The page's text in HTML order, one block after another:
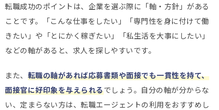
転職成功のポイントは、企業を選ぶ際に「軸・方針」がある
ことです。「こんな仕事をしたい」「専門性を身に付けて働
きたい」や「とにかく稼ぎたい」「私生活を大事にしたい」
などの軸があると、求人を探しやすいです。
また、 転職の軸があれば応募書類や面接でも一貫性を持て、
面接官に好印象を与えられるでしょう。自分の軸が分からな
い、定まらない方は、転職エージェントの利用をおすすめし